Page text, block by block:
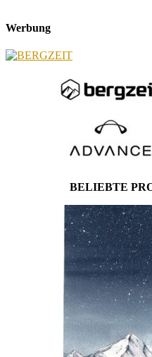
Werbung
BELIEBTE